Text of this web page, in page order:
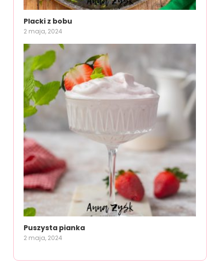
Placki z bobu
2 maja, 2024
Puszysta pianka
2 maja, 2024